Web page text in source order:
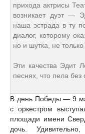
прихода актрисы
возникает дуэт —
наша эстрада в ту
диалог, которому
но и шутка, не
Эти качества Эдит
песнях, что пела без
В день Победы — 9
с оркестром
площади имени
дочь.